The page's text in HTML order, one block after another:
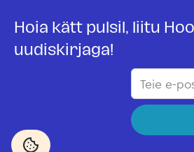
Hoia kätt pulsil, liitu
uudiskirjaga!